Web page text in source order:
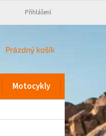
Přihlášení
NÁKUPNÍ
Prázdný košík
Motocykly